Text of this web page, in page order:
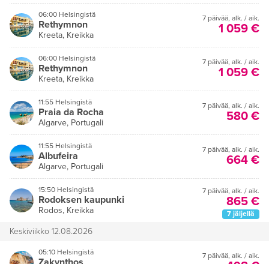
06:00 Helsingistä
Rethymnon
Kreeta, Kreikka
7 päivää, alk. / aik.
1 059 €
06:00 Helsingistä
Rethymnon
Kreeta, Kreikka
7 päivää, alk. / aik.
1 059 €
11:55 Helsingistä
Praia da Rocha
Algarve, Portugali
7 päivää, alk. / aik.
580 €
11:55 Helsingistä
Albufeira
Algarve, Portugali
7 päivää, alk. / aik.
664 €
15:50 Helsingistä
Rodoksen kaupunki
Rodos, Kreikka 7 jäljellä
7 päivää, alk. / aik.
865 €
Keskiviikko 12.08.2026
05:10 Helsingistä 7 päivää, alk. / aik.